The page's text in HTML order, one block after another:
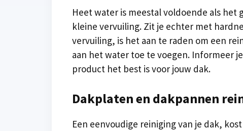
Heet water is meestal voldoende als het
kleine vervuiling. Zit je echter met
vervuiling, is het aan te raden om een
aan het water toe te voegen. Informeer
product het best is voor jouw dak.
Dakplaten en dakpannen
Een eenvoudige reiniging van je dak,